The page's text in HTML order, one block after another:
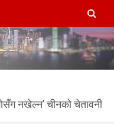
अनलाईन
com
नखेल्न’ चीनको चेतावनी